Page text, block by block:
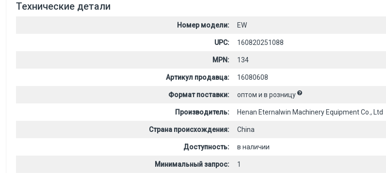
Технические детали
Номер модели: EW
UPC: 160820251088
MPN: 134
Артикул продавца: 16080608
Формат поставки: оптом и в розницу
Производитель: Henan Eternalwin Machinery Equipment Co., Ltd
Страна происхождения: China
Доступность: в наличии
Минимальный запрос: 1